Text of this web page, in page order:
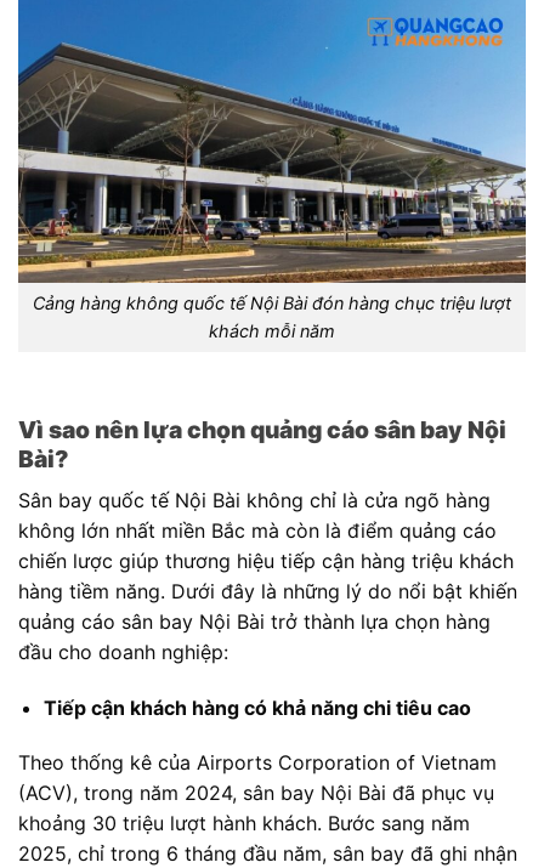
Cảng hàng không quốc tế Nội Bài đón hàng chục triệu lượt
khách mỗi năm
Vì sao nên lựa chọn quảng cáo sân bay Nội
Bài?
Sân bay quốc tế Nội Bài không chỉ là cửa ngõ hàng
không lớn nhất miền Bắc mà còn là điểm quảng cáo
chiến lược giúp thương hiệu tiếp cận hàng triệu khách
hàng tiềm năng. Dưới đây là những lý do nổi bật khiến
quảng cáo sân bay Nội Bài trở thành lựa chọn hàng
đầu cho doanh nghiệp:
Tiếp cận khách hàng có khả năng chi tiêu cao
Theo thống kê của Airports Corporation of Vietnam
(ACV), trong năm 2024, sân bay Nội Bài đã phục vụ
khoảng 30 triệu lượt hành khách. Bước sang năm
2025, chỉ trong 6 tháng đầu năm, sân bay đã ghi nhận